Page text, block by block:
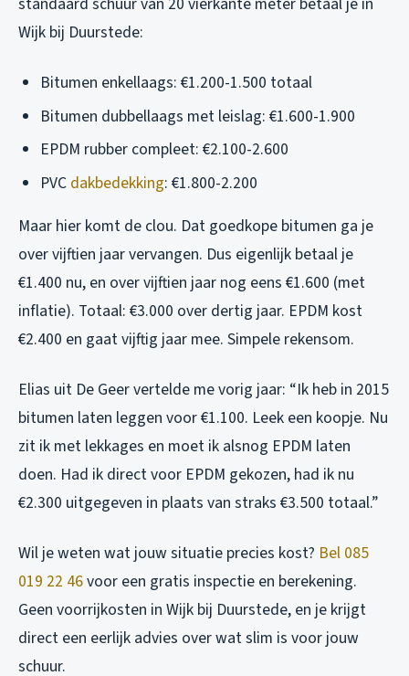
Wijk bij Duurstede:
Bitumen enkellaags: €1.200-1.500 totaal
Bitumen dubbellaags met leislag: €1.600-1.900
EPDM rubber compleet: €2.100-2.600
PVC dakbedekking: €1.800-2.200
Maar hier komt de clou. Dat goedkope bitumen ga je
over vijftien jaar vervangen. Dus eigenlijk betaal je
€1.400 nu, en over vijftien jaar nog eens €1.600 (met
inflatie). Totaal: €3.000 over dertig jaar. EPDM kost
€2.400 en gaat vijftig jaar mee. Simpele rekensom.
Elias uit De Geer vertelde me vorig jaar: “Ik heb in 2015
bitumen laten leggen voor €1.100. Leek een koopje. Nu
zit ik met lekkages en moet ik alsnog EPDM laten
doen. Had ik direct voor EPDM gekozen, had ik nu
€2.300 uitgegeven in plaats van straks €3.500 totaal.”
Wil je weten wat jouw situatie precies kost? Bel 085
019 22 46voor een gratis inspectie en berekening.
Geen voorrijkosten in Wijk bij Duurstede, en je krijgt
direct een eerlijk advies over wat slim is voor jouw
schuur.